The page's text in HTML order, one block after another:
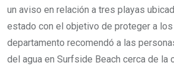
un aviso en relación a tres playas
estado con el objetivo de proteger a
departamento recomendó a las
del agua en Surfside Beach cerca de la